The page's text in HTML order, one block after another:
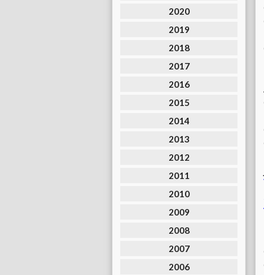
2020
2019
2018
2017
2016
2015
2014
2013
2012
2011
2010
2009
2008
2007
2006